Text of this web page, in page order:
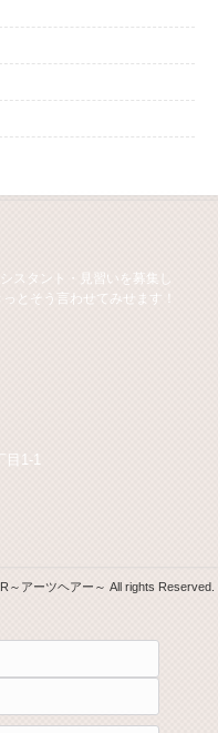
スタント・見習いを募集し
とそう言わせてみせます！
目1-1
アーツヘアー～ All rights Reserved.